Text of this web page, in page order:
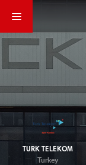
TURK TELEKOM
Turkey